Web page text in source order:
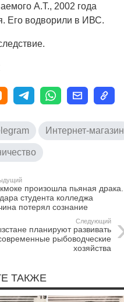
А.Т., 2002 года
Его водворили в ИВС.
Интернет-магазин
произошла пьяная драка.
студента колледжа
потерял сознание
Следующий
планируют развивать
рыбоводческие
хозяйства
ТАКЖЕ